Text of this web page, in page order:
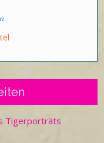
Tigerporträts